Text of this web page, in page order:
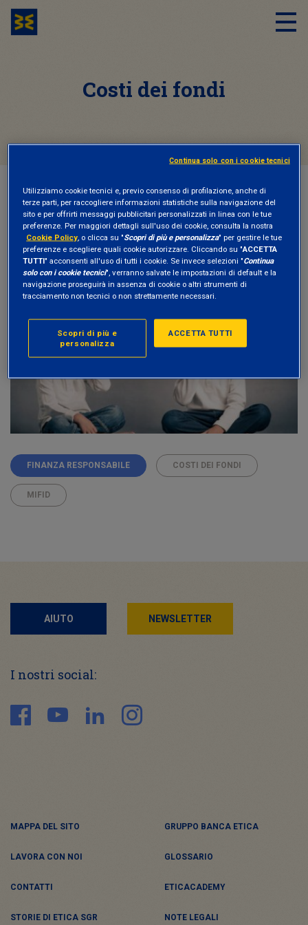
Costi dei fondi
HOME COSTI DEI FONDI
NEWS ED EVENTI 23 Gennaio 2018
Dalla MiFID II più trasparenza su costi e
rischi per i risparmiatori Ue
FINANZA RESPONSABILE COSTI DEI FONDI
MIFID
AIUTO NEWSLETTER
I nostri social:
MAPPA DEL SITO GRUPPO BANCA ETICA
LAVORA CON NOI GLOSSARIO
CONTATTI ETICACADEMY
STORIE DI ETICA SGR NOTE LEGALI
Utilizziamo cookie tecnici e, previo consenso di profilazione, anche di
terze parti, per raccogliere informazioni statistiche sulla navigazione del
sito e per offrirti messaggi pubblicitari personalizzati in linea con le tue
preferenze. Per maggiori dettagli sull'uso dei cookie, consulta la nostra
Cookie Policy , o clicca su "Scopri di più e personalizza" per gestire le tue
preferenze e scegliere quali cookie autorizzare. Cliccando su "ACCETTA
TUTTI" acconsenti all'uso di tutti i cookie. Se invece selezioni "Continua
solo con i cookie tecnici", verranno salvate le impostazioni di default e la
navigazione proseguirà in assenza di cookie o altri strumenti di
tracciamento non tecnici o non strettamente necessari.
ACCETTA TUTTI
Scopri di più e
personalizza
Continua solo con i cookie tecnici